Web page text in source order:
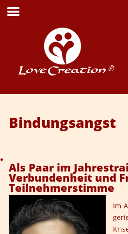
Suche
Bindungsangst
Als Paar im
Verbundenheit und
Teilnehmerstimme
Im